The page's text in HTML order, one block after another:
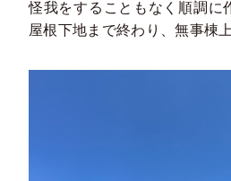
怪我をすることもなく順調に
屋根下地まで終わり、無事棟